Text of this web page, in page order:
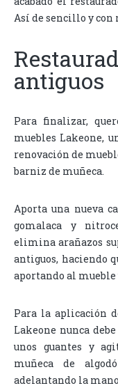
Así de sencillo y con
antiguos
Para finalizar,
muebles Lakeone,
renovación de
barniz de muñeca.
Aporta una nueva
gomalaca y
elimina arañazos
antiguos, haciendo
aportando al mueble
Para la aplicación
Lakeone nunca
unos guantes y
muñeca de
adelantando la